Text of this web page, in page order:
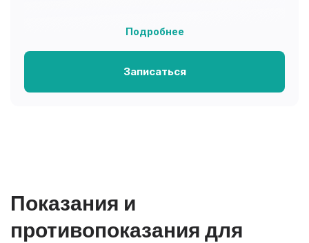
Подробнее
Записаться
Показания и
противопоказания для